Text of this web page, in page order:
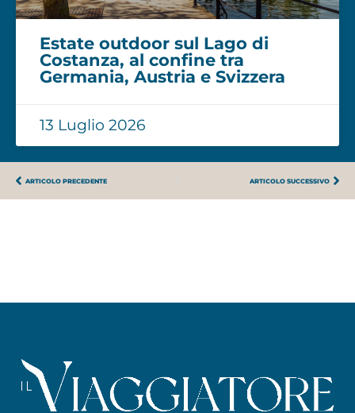
Estate outdoor sul Lago di
Costanza, al confine tra
Germania, Austria e Svizzera
13 Luglio 2026
ARTICOLO PRECEDENTE ARTICOLO SUCCESSIVO